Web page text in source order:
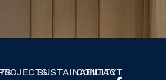
SUSTAINABILITY
CONTACT